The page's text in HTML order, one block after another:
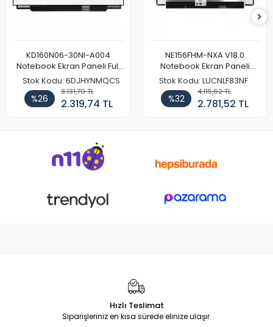
KD160N06-30NI-A004
Notebook Ekran Paneli Full
HD
Stok Kodu: 6DJHYNMQCS
%26
3.131,70 TL
2.319,74 TL
NE156FHM-NXA V18.0
Notebook Ekran Paneli
144Hz
Stok Kodu: LUCNLF83NF
%32
4.115,62 TL
2.781,52 TL
Hızlı Teslimat
Siparişleriniz en kısa sürede elinize ulaşır.